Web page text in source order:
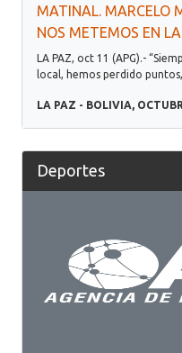
MATINAL. MARCELO
NOS METEMOS EN LA
LA PAZ, oct 11 (APG).-
local, hemos perdido
LA PAZ - BOLIVIA,
Deportes